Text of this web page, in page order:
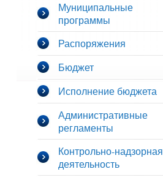
Муниципальные
программы
Распоряжения
Бюджет
Исполнение бюджета
Административные
регламенты
Контрольно-надзорная
деятельность